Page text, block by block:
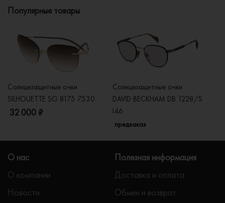
Популярные товары
Солнцезащитные очки
SILHOUETTE SG 8175 7530
32 000 ₽
Солнцезащитные очки
DAVID BECKHAM DB 1228/S
I46
предзаказ
О нас
О компании
Новости
Полезная информация
Доставка и оплата
Обмен и возврат